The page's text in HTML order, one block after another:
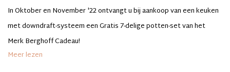
In Oktober en November '22 ontvangt u bij aankoop van een keuken
met downdraft-systeem een Gratis 7-delige potten-set van het
Merk Berghoff Cadeau!
Meer lezen